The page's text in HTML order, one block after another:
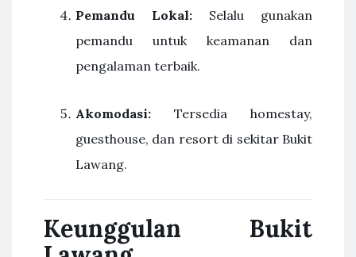
Pemandu Lokal: Selalu gunakan
pemandu untuk keamanan dan
pengalaman terbaik.
Akomodasi: Tersedia homestay,
guesthouse, dan resort di sekitar Bukit
Lawang.
Keunggulan Bukit